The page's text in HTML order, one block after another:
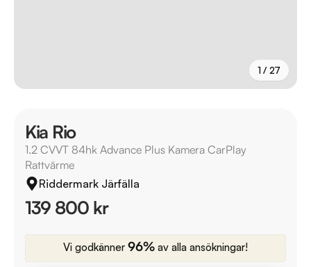
1 / 27
Kia Rio
1.2 CVVT 84hk Advance Plus Kamera CarPlay
Rattvärme
Riddermark Järfälla
139 800 kr
Vi godkänner 96% av alla ansökningar!